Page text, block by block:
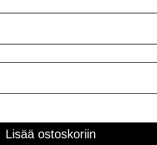
Lisää ostoskoriin